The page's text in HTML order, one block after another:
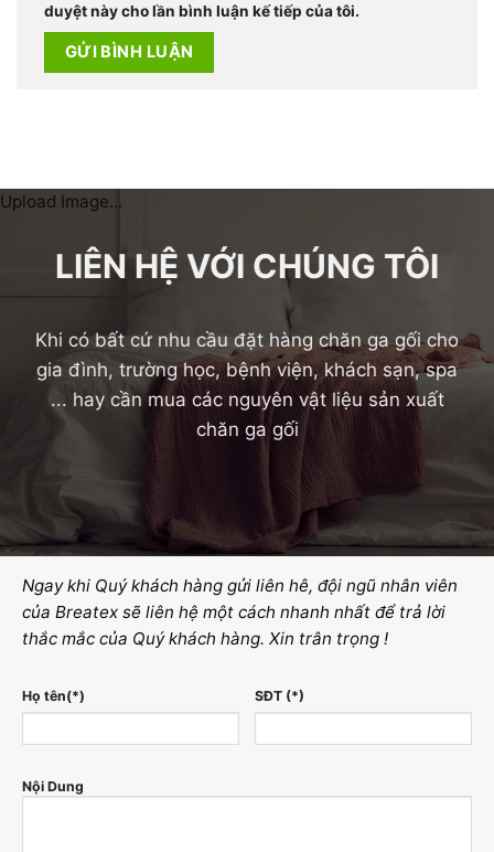
duyệt này cho lần bình luận kế tiếp của tôi.
LIÊN HỆ VỚI CHÚNG TÔI
Khi có bất cứ nhu cầu đặt hàng chăn ga gối cho
gia đình, trường học, bệnh viện, khách sạn, spa
... hay cần mua các nguyên vật liệu sản xuất
chăn ga gối
Upload Image...
Ngay khi Quý khách hàng gửi liên hê, đội ngũ nhân viên
của Breatex sẽ liên hệ một cách nhanh nhất để trả lời
thắc mắc của Quý khách hàng. Xin trân trọng !
Họ tên(*) SĐT (*)
Nội Dung